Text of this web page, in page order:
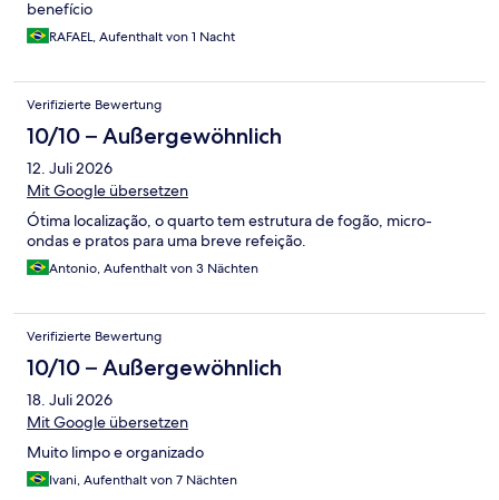
benefício
RAFAEL, Aufenthalt von 1 Nacht
Verifizierte Bewertung
10/10 – Außergewöhnlich
12. Juli 2026
Mit Google übersetzen
Ótima localização, o quarto tem estrutura de fogão, micro-
ondas e pratos para uma breve refeição.
Antonio, Aufenthalt von 3 Nächten
Verifizierte Bewertung
10/10 – Außergewöhnlich
18. Juli 2026
Mit Google übersetzen
Muito limpo e organizado
Ivani, Aufenthalt von 7 Nächten